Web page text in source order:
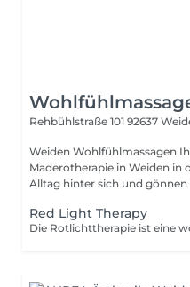
Rehbühlstraße 101 92637
Weiden Wohlfühlmassagen Ihre Oase für Entspannung &
Maderotherapie in Weiden in der
Alltag hinter sich und gönnen
Red Light Therapy